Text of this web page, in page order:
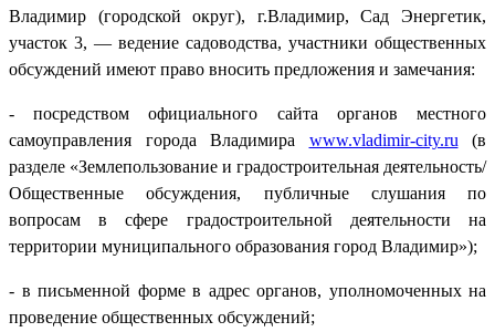
Владимир (городской округ), г.Владимир, Сад Энергетик,
участок 3, — ведение садоводства, участники общественных
обсуждений имеют право вносить предложения и замечания:
- посредством официального сайта органов местного
самоуправления города Владимира www.vladimir-city.ru (в
разделе «Землепользование и градостроительная деятельность/
Общественные обсуждения, публичные слушания по
вопросам в сфере градостроительной деятельности на
территории муниципального образования город Владимир»);
- в письменной форме в адрес органов, уполномоченных на
проведение общественных обсуждений;